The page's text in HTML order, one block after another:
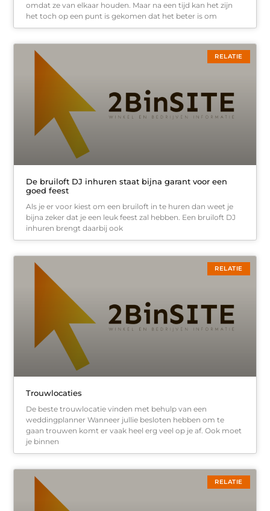
omdat ze van elkaar houden. Maar na een tijd kan het zijn
het toch op een punt is gekomen dat het beter is om
RELATIE
De bruiloft DJ inhuren staat bijna garant voor een
goed feest
Als je er voor kiest om een bruiloft in te huren dan weet je
bijna zeker dat je een leuk feest zal hebben. Een bruiloft DJ
inhuren brengt daarbij ook
RELATIE
Trouwlocaties
De beste trouwlocatie vinden met behulp van een
weddingplanner Wanneer jullie besloten hebben om te
gaan trouwen komt er vaak heel erg veel op je af. Ook moet
je binnen
RELATIE